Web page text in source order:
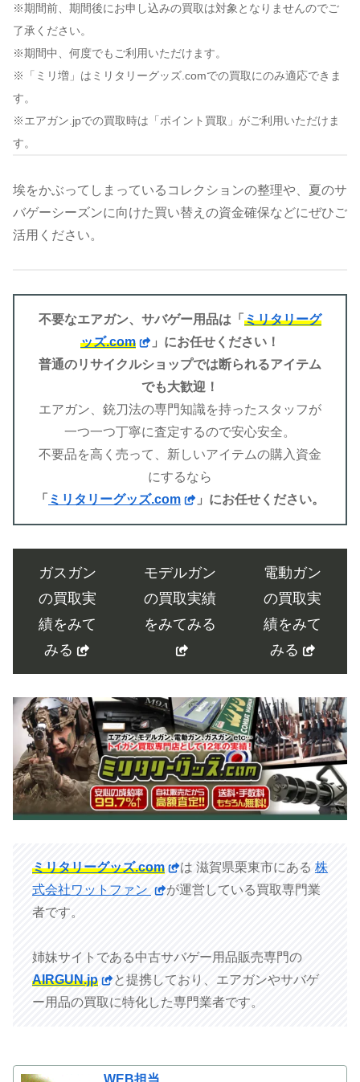
※期間前、期間後にお申し込みの買取は対象となりませんのでご
了承ください。
※期間中、何度でもご利用いただけます。
※「ミリ増」はミリタリーグッズ.comでの買取にのみ適応できま
す。
※エアガン.jpでの買取時は「ポイント買取」がご利用いただけま
す。
埃をかぶってしまっているコレクションの整理や、夏のサ
バゲーシーズンに向けた買い替えの資金確保などにぜひご
活用ください。
不要なエアガン、サバゲー用品は「 ミリタリーグ
ッズ.com
」にお任せください！
普通のリサイクルショップでは断られるアイテム
でも大歓迎！
エアガン、銃刀法の専門知識を持ったスタッフが
一つ一つ丁寧に査定するので安心安全。
不要品を高く売って、新しいアイテムの購入資金
にするなら
「 ミリタリーグッズ.com 」にお任せください。
ガスガン
の買取実
績をみて
みる
モデルガン
の買取実績
をみてみる
電動ガン
の買取実
績をみて
みる
ミリタリーグッズ.com は 滋賀県栗東市にある 株
式会社ワットファン
が運営している買取専門業
者です。
姉妹サイトである中古サバゲー用品販売専門の
AIRGUN.jp
と提携しており、エアガンやサバゲ
ー用品の買取に特化した専門業者です。
WEB担当